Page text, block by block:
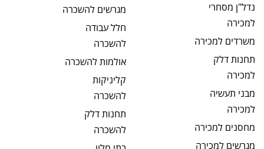
נדל"ן מסחרי
למכירה
משרדים למכירה
תחנות דלק
למכירה
מבני תעשיה
למכירה
מחסנים למכירה
מגרשים למכירה
מגרשים להשכרה
חלל עבודה
להשכרה
אולמותלהשכרה
קליניקות
להשכרה
תחנות דלק
להשכרה